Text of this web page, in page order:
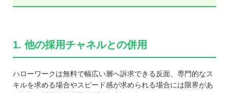
1. 他の採用チャネルとの併用
ハローワークは無料で幅広い層へ訴求できる反面、専門的なス
キルを求める場合やスピード感が求められる場合には限界があ